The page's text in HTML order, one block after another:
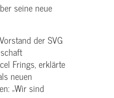
seine neue
der SVG
Frings, erklärte
neuen
„Wir sind